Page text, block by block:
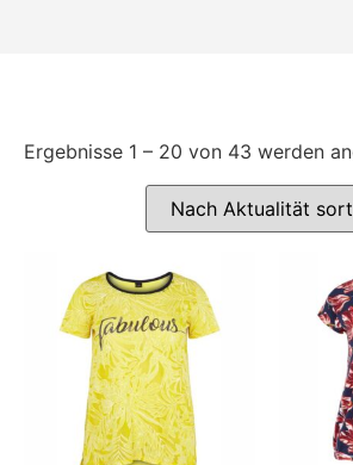
Ergebnisse 1 – 20 von 43 werden